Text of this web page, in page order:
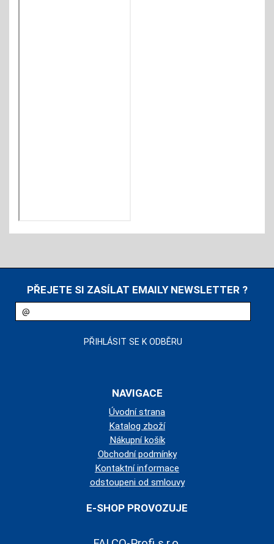
PŘEJETE SI ZASÍLAT EMAILY NEWSLETTER ?
NAVIGACE
Úvodní strana
Katalog zboží
Nákupní košík
Obchodní podmínky
Kontaktní informace
odstoupeni od smlouvy
E-SHOP PROVOZUJE